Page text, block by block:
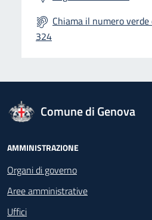
Chiama il numero
324
logo Unione Europea
Comune di Genova
Footer -
AMMINISTRAZIONE
Organi di governo
Aree amministrative
Uffici